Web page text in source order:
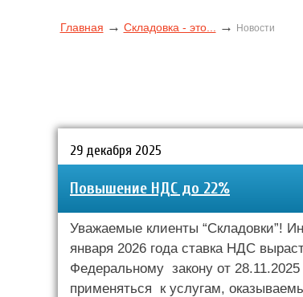
Главная → Складовка - это... → Новости
29 декабря 2025
Повышение НДС до 22%
Уважаемые клиенты “Складовки”!
января 2026 года ставка НДС
Федеральному закону от
применяться к услугам,